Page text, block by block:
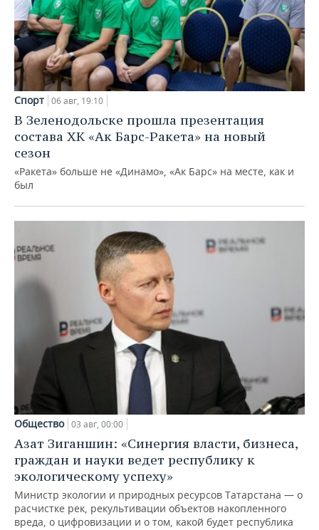
Спорт 06 авг, 19:10
В Зеленодольске прошла презентация
состава ХК «Ак Барс-Ракета» на новый
сезон
«Ракета» больше не «Динамо», «Ак Барс» на месте, как и
был
Общество 03 авг, 00:00
Азат Зиганшин: «Синергия власти, бизнеса,
граждан и науки ведет республику к
экологическому успеху»
Министр экологии и природных ресурсов Татарстана — о
расчистке рек, рекультивации объектов накопленного
вреда, о цифровизации и о том, какой будет республика